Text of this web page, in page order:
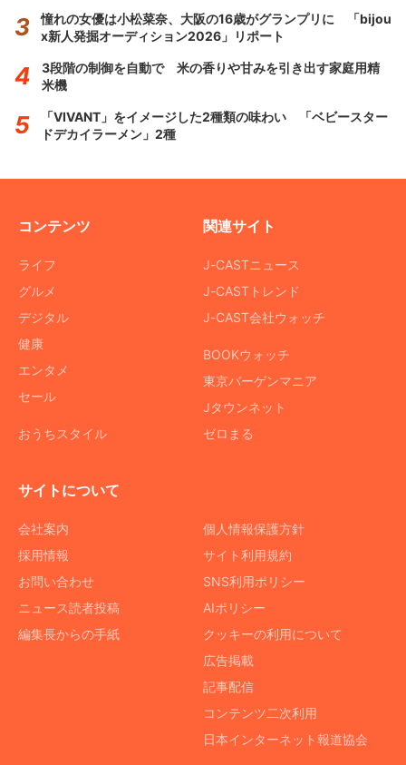
憧れの女優は小松菜奈、大阪の16歳がグランプリに 「bijou
x新人発掘オーディション2026」リポート
3段階の制御を自動で 米の香りや甘みを引き出す家庭用精
米機
「VIVANT」をイメージした2種類の味わい 「ベビースター
ドデカイラーメン」2種
コンテンツ
ライフ
グルメ
デジタル
健康
エンタメ
セール
おうちスタイル
関連サイト
J-CASTニュース
J-CASTトレンド
J-CAST会社ウォッチ
BOOKウォッチ
東京バーゲンマニア
Jタウンネット
ゼロまる
サイトについて
会社案内
採用情報
お問い合わせ
ニュース読者投稿
編集長からの手紙
個人情報保護方針
サイト利用規約
SNS利用ポリシー
AIポリシー
クッキーの利用について
広告掲載
記事配信
コンテンツ二次利用
日本インターネット報道協会